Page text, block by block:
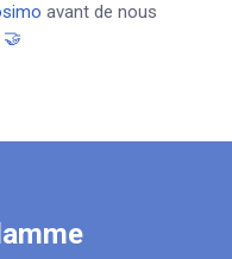
avant de nous
🤝